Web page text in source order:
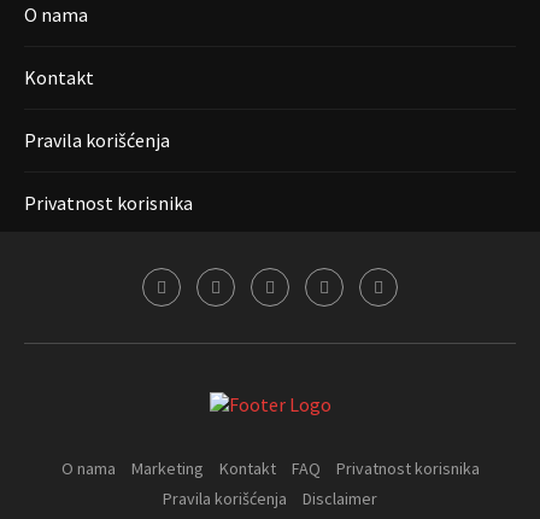
O nama
Kontakt
Pravila korišćenja
Privatnost korisnika
O nama Marketing Kontakt FAQ
Privatnost korisnika
Pravila korišćenja
Disclaimer